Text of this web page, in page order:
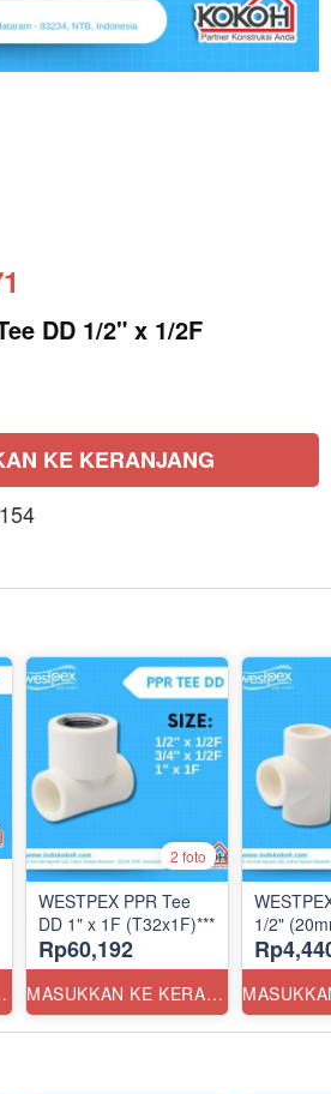
DD 1/2" x 1/2F
KE KERANJANG
2 foto
WESTPEX PPR Tee
DD 1" x 1F (T32x1F)***
Rp60,192
MASUKKAN KE KERANJANG
1/2"